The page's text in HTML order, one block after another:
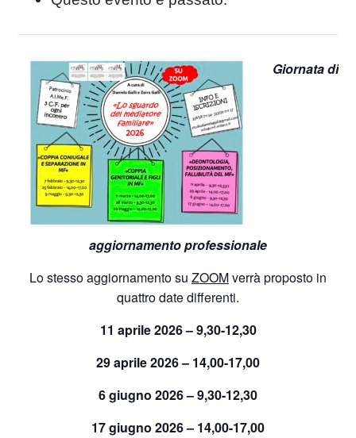
Giornata di
aggiornamento professionale
Lo stesso aggiornamento su ZOOMverrà proposto in
quattro date differenti.
11 aprile 2026 – 9,30-12,30
29 aprile 2026 – 14,00-17,00
6 giugno 2026 – 9,30-12,30
17 giugno 2026 – 14,00-17,00